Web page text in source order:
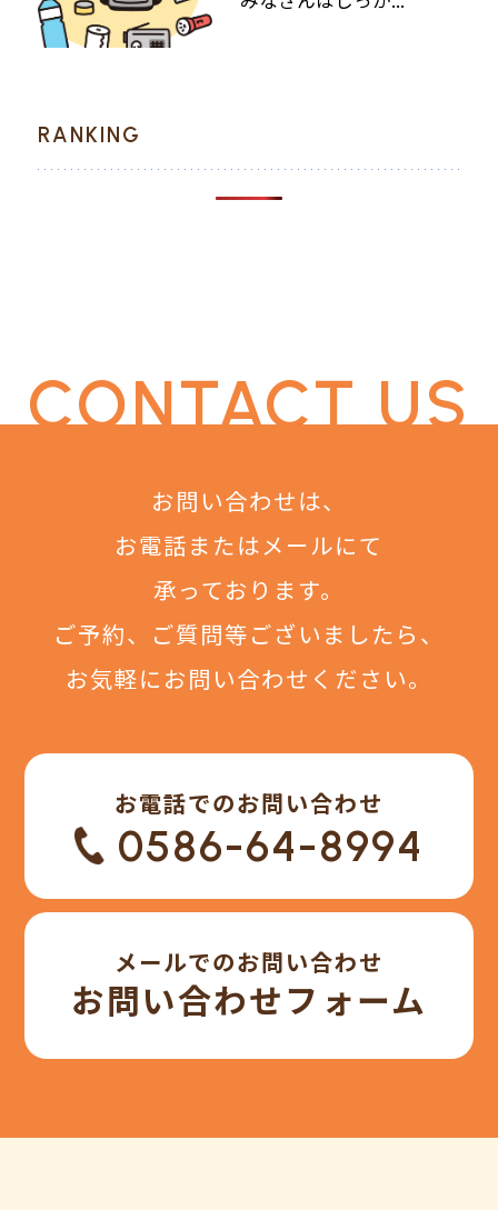
RANKING
CONTACT US
お問い合わせは、
お電話またはメールにて
承っております。
ご予約、ご質問等ございましたら、
お気軽にお問い合わせください。
お電話でのお問い合わせ
0586-64-8994
メールでのお問い合わせ
お問い合わせフォーム